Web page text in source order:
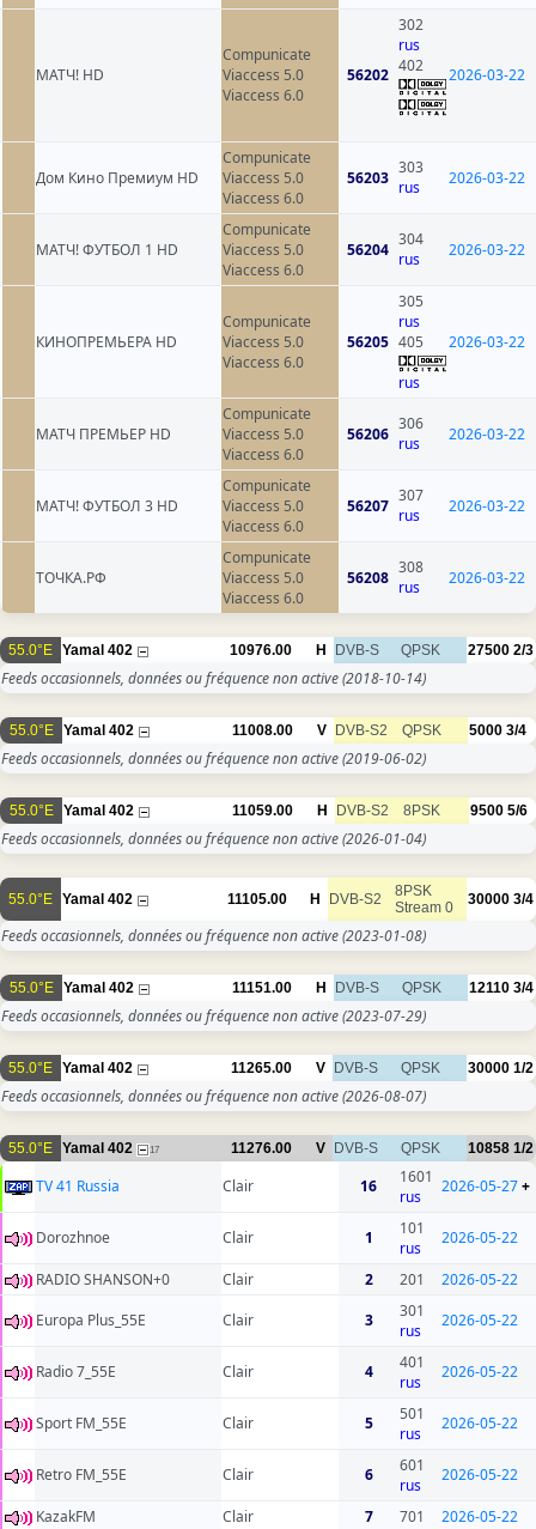
МАТЧ! HD
Compunicate
Viaccess 5.0
Viaccess 6.0
56202
302
rus
402
2026-03-22
Дом Кино Премиум HD
Compunicate
Viaccess 5.0
Viaccess 6.0
56203
303
rus
2026-03-22
МАТЧ! ФУТБОЛ 1 HD
Compunicate
Viaccess 5.0
Viaccess 6.0
56204
304
rus
2026-03-22
КИНОПРЕМЬЕРА HD
Compunicate
Viaccess 5.0
Viaccess 6.0
56205
305
rus
405
rus
2026-03-22
МАТЧ ПРЕМЬЕР HD
Compunicate
Viaccess 5.0
Viaccess 6.0
56206
306
rus
2026-03-22
МАТЧ! ФУТБОЛ 3 HD
Compunicate
Viaccess 5.0
Viaccess 6.0
56207
307
rus
2026-03-22
ТОЧКА.РФ
Compunicate
Viaccess 5.0
Viaccess 6.0
56208
308
rus
2026-03-22
55.0°E Yamal 402 10976.00 H DVB-S QPSK 27500 2/3
Feeds occasionnels, données ou fréquence non active(2018-10-14)
55.0°E Yamal 402 11008.00 V DVB-S2 QPSK 5000 3/4
Feeds occasionnels, données ou fréquence non active(2019-06-02)
55.0°E Yamal 402 11059.00 H DVB-S2 8PSK 9500 5/6
Feeds occasionnels, données ou fréquence non active(2026-01-04)
55.0°E Yamal 402 11105.00 H DVB-S2
8PSK
Stream 0
30000 3/4
Feeds occasionnels, données ou fréquence non active(2023-01-08)
55.0°E Yamal 402 11151.00 H DVB-S QPSK 12110 3/4
Feeds occasionnels, données ou fréquence non active(2023-07-29)
55.0°E Yamal 402 11265.00 V DVB-S QPSK 30000 1/2
Feeds occasionnels, données ou fréquence non active(2026-08-07)
55.0°E Yamal 402 17 11276.00 V DVB-S QPSK 10858 1/2
TV 41 Russia Clair 16
1601
rus
2026-05-27+
Dorozhnoe Clair 1
101
rus
2026-05-22
RADIO SHANSON+0 Clair 2 201
2026-05-22
Europa Plus_55E
Clair 3
301
rus
2026-05-22
Radio 7_55E Clair 4
401
rus
2026-05-22
Sport FM_55E Clair 5
501
rus
2026-05-22
Retro FM_55E Clair 6
601
rus
2026-05-22
KazakFM Clair 7 701
2026-05-22